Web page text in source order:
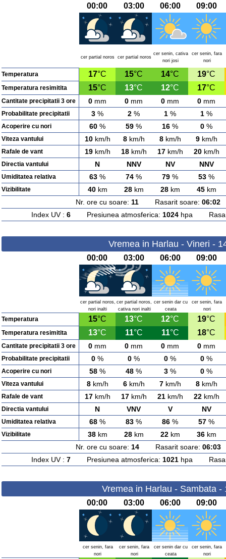
00:00 03:00 06:00 09:00
cer partial noros cer partial noros
cer senin, cativa
nori josi
cer senin, fara
nori
Temperatura 17°C 15°C 14°C 19°C
Temperatura resimitita 15°C 13°C 12°C 17°C
Cantitate precipitatii 3 ore 0 mm 0 mm 0 mm 0 mm
Probabilitate precipitatii 3 % 2 % 1 % 1 %
Acoperire cu nori 60 % 59 % 16 % 0 %
Viteza vantului 10km/h 8km/h 8km/h 9km/h
Rafale de vant 19km/h 18km/h 17km/h 20km/h
Directia vantului N NNV NV NNV
Umiditatea relativa 63 % 74 % 79 % 53 %
Vizibilitate 40km 28km 28km 45km
Nr. ore cu soare: 11 Rasarit soare: 06:02
Index UV : 6Presiunea atmosferica: 1024hpa
Vremea in Harlau - Vineri -
00:00 03:00 06:00 09:00
cer partial noros,
nori inalti
cer partial noros,
cativa nori inalti
cer senin dar cu
ceata
cer senin, fara
nori
Temperatura 15°C 13°C 12°C 19°C
Temperatura resimitita 13°C 11°C 11°C 18°C
Cantitate precipitatii 3 ore 0 mm 0 mm 0 mm 0 mm
Probabilitate precipitatii 0 % 0 % 0 % 0 %
Acoperire cu nori 58 % 48 % 3 % 0 %
Viteza vantului 8km/h 6km/h 7km/h 8km/h
Rafale de vant 17km/h 17km/h 21km/h 22km/h
Directia vantului N VNV V NV
Umiditatea relativa 68 % 83 % 86 % 57 %
Vizibilitate 38km 28km 22km 36km
Nr. ore cu soare: 14Rasarit soare: 06:03
Index UV : 7Presiunea atmosferica: 1021hpa
Vremea in Harlau - Sambata -
00:00 03:00 06:00 09:00
cer senin, fara
nori
cer senin, fara
nori
cer senin dar cu
ceata
cer senin, fara
nori